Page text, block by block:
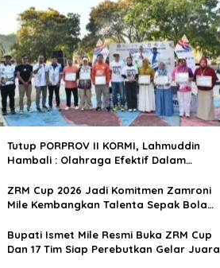
Tutup PORPROV II KORMI, Lahmuddin
Hambali : Olahraga Efektif Dalam
ZRM Cup 2026 Jadi Komitmen Zamroni
Mile Kembangkan Talenta Sepak Bola
Bupati Ismet Mile Resmi Buka ZRM Cup
Dan 17 Tim Siap Perebutkan Gelar Juara